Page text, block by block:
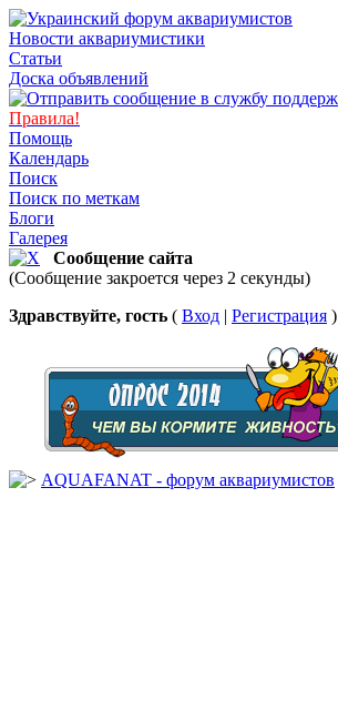
Новости аквариумистики
Статьи
Доска объявлений
Правила!
Помощь
Календарь
Поиск
Поиск по меткам
Блоги
Галерея
Сообщение сайта
(Сообщение закроется через 2 секунды)
Здравствуйте, гость ( Вход | Регистрация )
AQUAFANAT - форум аквариумистов